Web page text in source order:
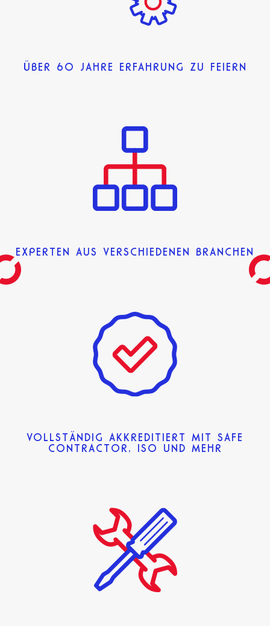
ÜBER 60 JAHRE ERFAHRUNG ZU FEIERN
EXPERTEN AUS VERSCHIEDENEN BRANCHEN
VOLLSTÄNDIG AKKREDITIERT MIT SAFE
CONTRACTOR, ISO UND MEHR